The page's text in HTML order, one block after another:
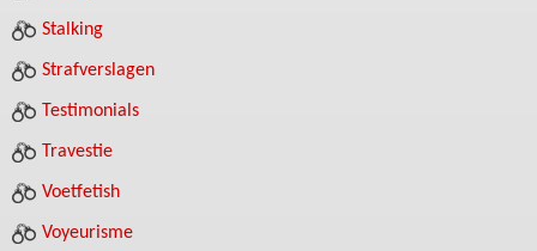
Stalking
Strafverslagen
Testimonials
Travestie
Voetfetish
Voyeurisme